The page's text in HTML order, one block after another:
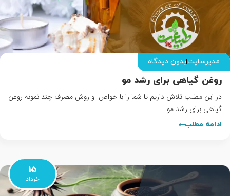
مدیرسایتبدون دیدگاه
روغن گیاهی برای رشد مو
در این مطلب تلاش داریم تا شما را با خواص و روش مصرف چند نمونه روغن
گیاهی برای رشد مو …
ادامه مطلب
15
خرداد